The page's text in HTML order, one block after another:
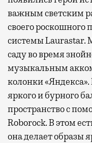
важным светским
своего
системы Laurastar.
саду во время
музыкальным
колонки
яркого и бурного
пространство с
Roborock. В этом
она делает образы